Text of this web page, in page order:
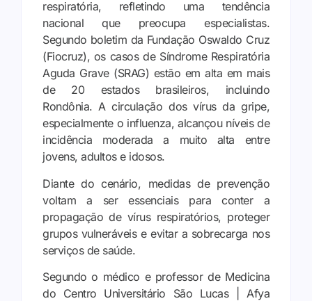
respiratória, refletindo uma tendência
nacional que preocupa especialistas.
Segundo boletim da Fundação Oswaldo Cruz
(Fiocruz), os casos de Síndrome Respiratória
Aguda Grave (SRAG) estão em alta em mais
de 20 estados brasileiros, incluindo
Rondônia. A circulação dos vírus da gripe,
especialmente o influenza, alcançou níveis de
incidência moderada a muito alta entre
jovens, adultos e idosos.
Diante do cenário, medidas de prevenção
voltam a ser essenciais para conter a
propagação de vírus respiratórios, proteger
grupos vulneráveis e evitar a sobrecarga nos
serviços de saúde.
Segundo o médico e professor de Medicina
do Centro Universitário São Lucas | Afya